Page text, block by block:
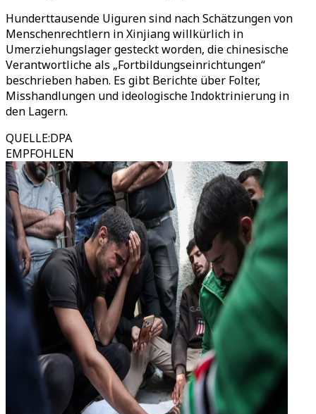
Hunderttausende Uiguren sind nach Schätzungen von
Menschenrechtlern in Xinjiang willkürlich in
Umerziehungslager gesteckt worden, die chinesische
Verantwortliche als „Fortbildungseinrichtungen“
beschrieben haben. Es gibt Berichte über Folter,
Misshandlungen und ideologische Indoktrinierung in
den Lagern.
QUELLE:DPA
EMPFOHLEN